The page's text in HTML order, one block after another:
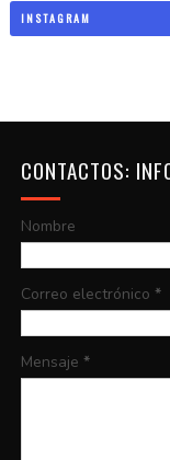
INSTAGRAM
CONTACTOS:
Nombre
Correo electrónico *
Mensaje *